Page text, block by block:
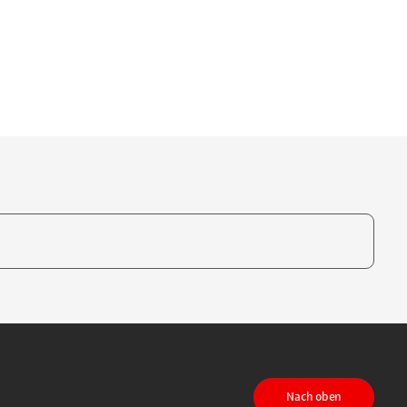
Nach oben